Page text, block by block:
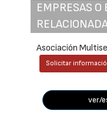
EMPRESAS O
Asociación
Solicitar
ver/